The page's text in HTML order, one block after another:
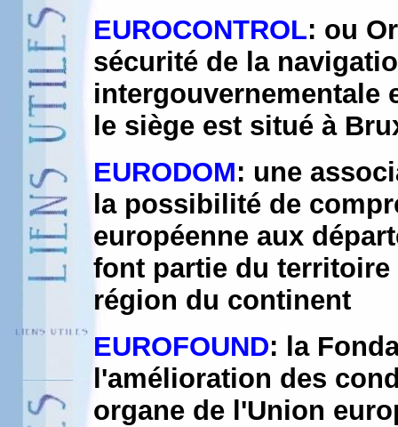
EUROCONTROL: ou
sécurité de la
intergouvernementale
le siège est situé à
EURODOM: une
la possibilité de
européenne aux
font partie du
région du continent
EUROFOUND: la
l'amélioration des
organe de l'Union